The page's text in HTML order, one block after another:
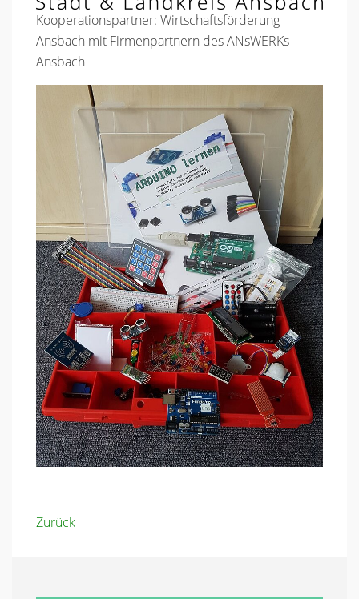
Kooperationspartner: Wirtschaftsförderung
Ansbach mit Firmenpartnern des ANsWERKs
Ansbach
Zurück